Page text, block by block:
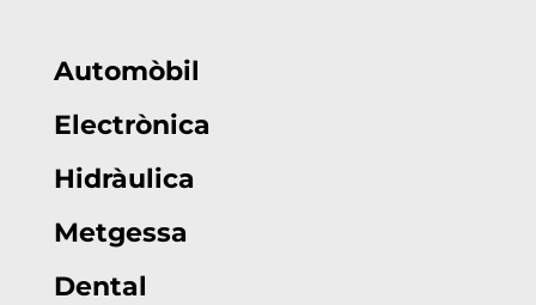
Automòbil
Electrònica
Hidràulica
Metgessa
Dental